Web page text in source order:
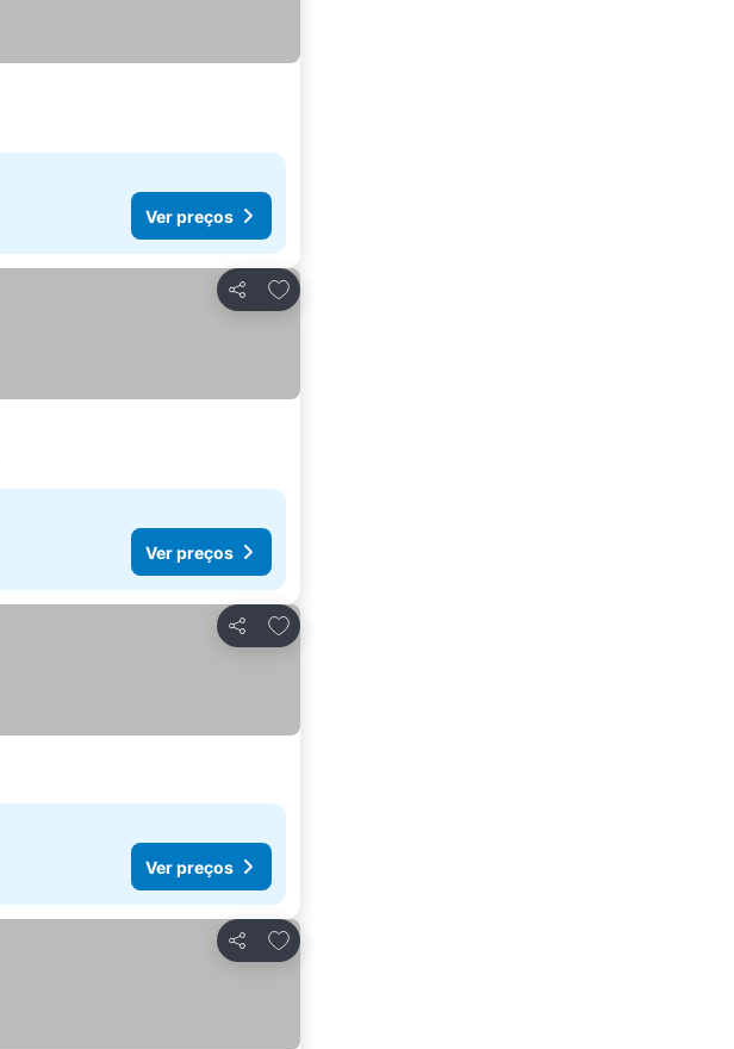
Ver preços
Partilhar
Adicionar aos favoritos
Ver preços
Partilhar
Adicionar aos favoritos
Ver preços
Partilhar
Adicionar aos favoritos